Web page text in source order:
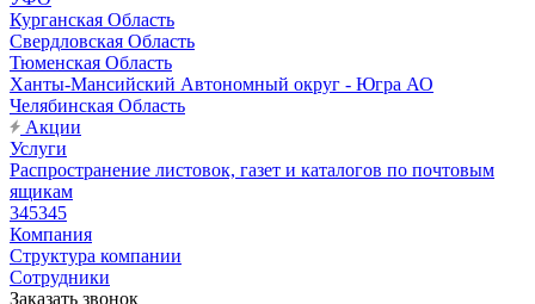
Курганская Область
Свердловская Область
Тюменская Область
Ханты-Мансийский Автономный округ - Югра АО
Челябинская Область
Акции
Услуги
Распространение листовок, газет и каталогов по почтовым
ящикам
345345
Компания
Структура компании
Сотрудники
Заказать звонок